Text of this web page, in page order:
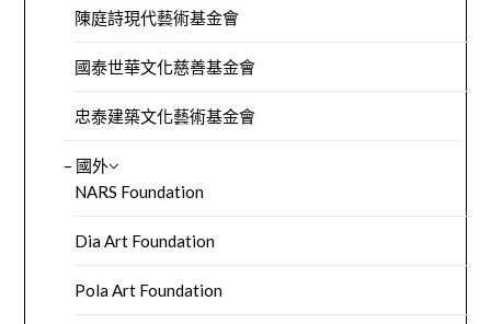
陳庭詩現代藝術基金會
國泰世華文化慈善基金會
忠泰建築文化藝術基金會
– 國外
NARS Foundation
Dia Art Foundation
Pola Art Foundation